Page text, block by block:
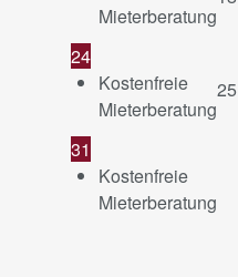
Mieterberatung
24
Kostenfreie
Mieterberatung
25
31
Kostenfreie
Mieterberatung